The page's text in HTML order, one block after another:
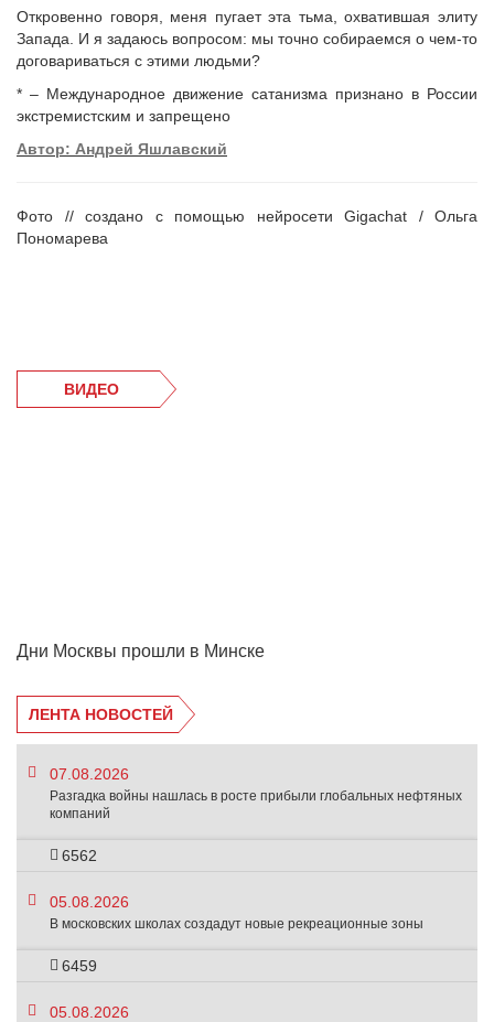
Откровенно говоря, меня пугает эта тьма, охватившая элиту
Запада. И я задаюсь вопросом: мы точно собираемся о чем-то
договариваться с этими людьми?
* – Международное движение сатанизма признано в России
экстремистским и запрещено
Автор: Андрей Яшлавский
Фото // создано с помощью нейросети Gigachat / Ольга
Пономарева
ВИДЕО
Дни Москвы прошли в Минске
ЛЕНТА НОВОСТЕЙ
07.08.2026
Разгадка войны нашлась в росте прибыли глобальных нефтяных
компаний
6562
05.08.2026
В московских школах создадут новые рекреационные зоны
6459
05.08.2026